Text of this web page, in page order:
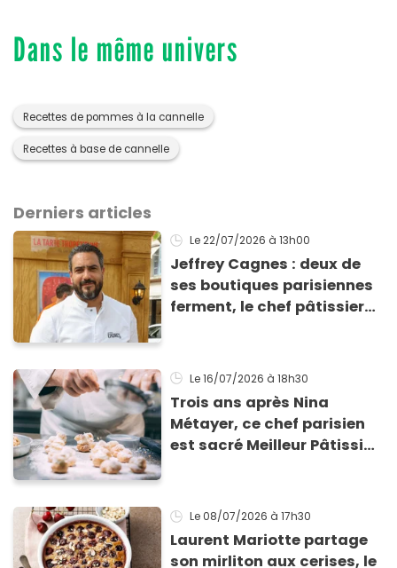
Dans le même univers
Recettes de pommes à la cannelle
Recettes à base de cannelle
Derniers articles
Le 22/07/2026 à 13h00
Jeffrey Cagnes : deux de
ses boutiques parisiennes
ferment, le chef pâtissier
Le 16/07/2026 à 18h30
Trois ans après Nina
Métayer, ce chef parisien
est sacré Meilleur Pâtissier
Le 08/07/2026 à 17h30
Laurent Mariotte partage
son mirliton aux cerises, le